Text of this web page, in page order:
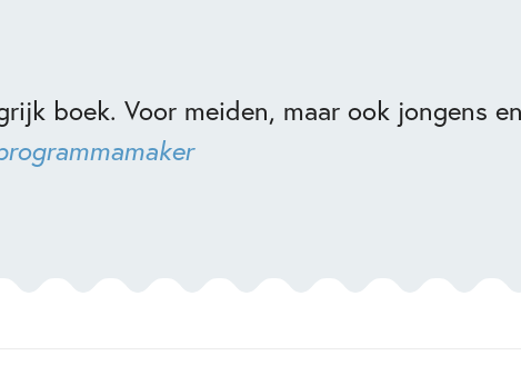
boek. Voor meiden, maar ook jongens